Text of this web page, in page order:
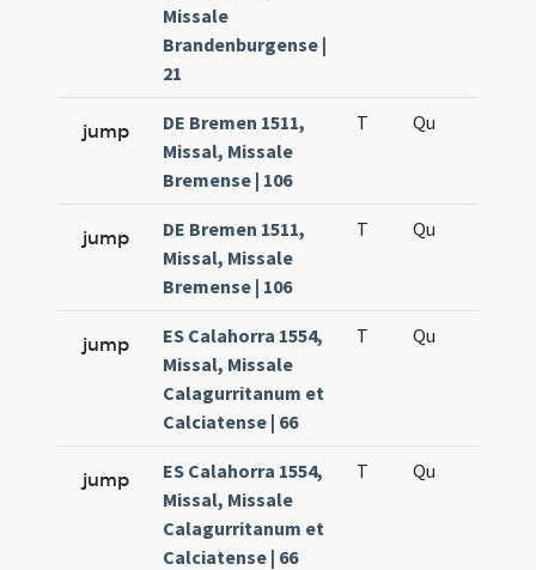
Missale
Brandenburgense |
21
jump
DE Bremen 1511,
Missal, Missale
Bremense | 106
T Qu
jump
DE Bremen 1511,
Missal, Missale
Bremense | 106
T Qu
jump
ES Calahorra 1554,
Missal, Missale
Calagurritanum et
Calciatense | 66
T Qu
jump
ES Calahorra 1554,
Missal, Missale
Calagurritanum et
Calciatense | 66
T Qu